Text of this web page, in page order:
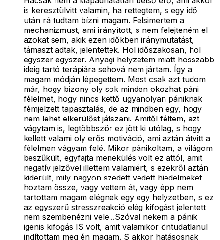
is keresztülvitt valamin, ha rettegtem, s egy idő
után rá tudtam bízni magam. Felsimertem a
mechanizmust, ami irányított, s nem felejteném el
azokat sem, akik ezen időkben iránymutatást,
támaszt adtak, jelentettek. Hol időszakosan, hol
egyszer egyszer. Anyagi helyzetem miatt hosszabb
ideig tartó terápiára sehová nem jártam. Így a
magam módján lépegettem. Most csak azt tudom
már, hogy bizony oly sok minden okozhat páni
félelmet, hogy nincs kettő ugyanolyan pániknak
fémjelzett tapasztalás, de az mindben egy, hogy
nem lehet elkerülőst játszani. Amitől féltem, azt
vágytam is, legtöbbször ez jött ki utólag, s hogy
kellett valami oly erős motiváció, ami aztán átvitt a
félelmen vágyam felé. Mikor pánikoltam, a világom
beszűkült, egyfajta menekülés volt ez attól, amit
negatív jelzővel illettem valamiért, s ezekről aztán
kiderült, mily nagyon szedett vedett hiedelmeket
hoztam össze, vagy vettem át, vagy épp nem
tartottam magam elégnek egy egy helyzetben, s ez
az egyszerű stresszreakció elég kifogást jelentett
nem szembenézni vele...Szóval nekem a pánik
igenis kifogás IS volt, amit valamikor öntudatlanul
indítottam meg én magam. S akkor hatásosnak